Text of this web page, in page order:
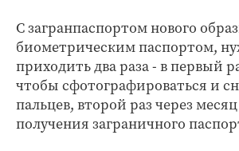
С загранпаспортом нового
биометрическим паспортом,
приходить два раза - в первый
чтобы сфотографироваться и
пальцев, второй раз через
получения заграничного